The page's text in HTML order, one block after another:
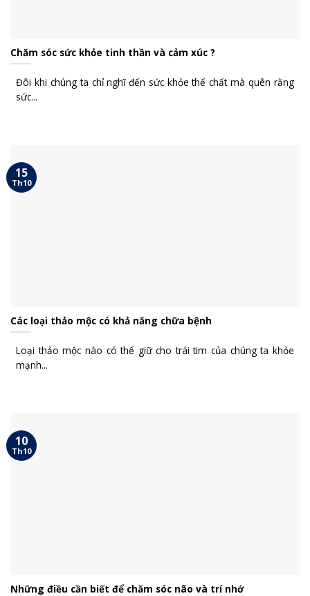
Chăm sóc sức khỏe tinh thần và cảm xúc ?
Đôi khi chúng ta chỉ nghĩ đến sức khỏe thể chất mà quên rằng
sức...
Các loại thảo mộc có khả năng chữa bệnh
Loại thảo mộc nào có thể giữ cho trái tim của chúng ta khỏe
mạnh...
15
Th10
Những điều cần biết để chăm sóc não và trí nhớ
10
Th10